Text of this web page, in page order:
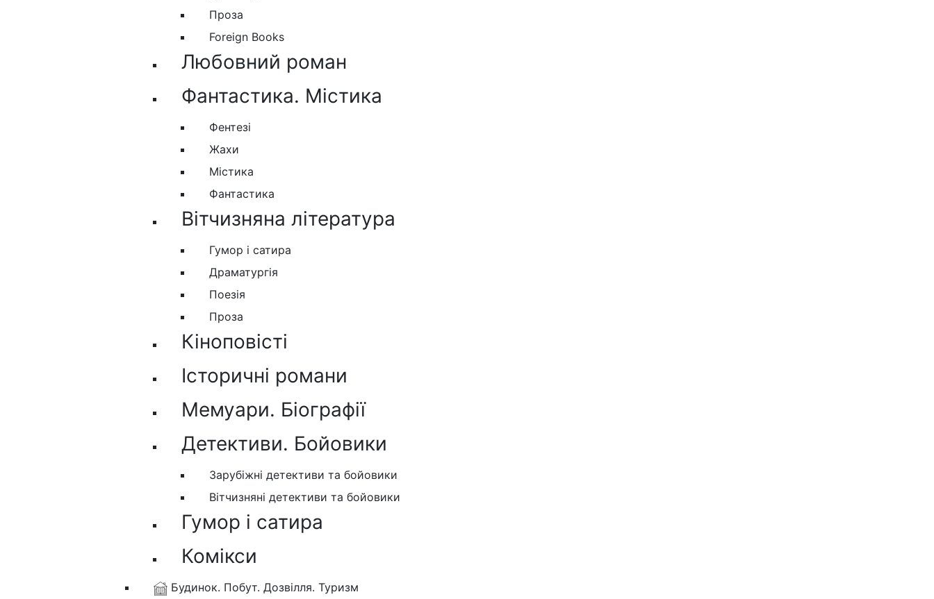
Проза
Foreign Books
Любовний роман
Фантастика. Містика
Фентезі
Жахи
Містика
Фантастика
Вітчизняна література
Гумор і сатира
Драматургія
Поезія
Проза
Кіноповісті
Історичні романи
Мемуари. Біографії
Детективи. Бойовики
Зарубіжні детективи та бойовики
Вітчизняні детективи та бойовики
Гумор і сатира
Комікси
Будинок. Побут. Дозвілля. Туризм